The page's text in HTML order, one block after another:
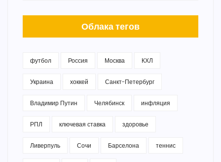
Облака тегов
футбол Россия Москва КХЛ
Украина хоккей Санкт-Петербург
Владимир Путин Челябинск инфляция
РПЛ ключевая ставка здоровье
Ливерпуль Сочи Барселона теннис